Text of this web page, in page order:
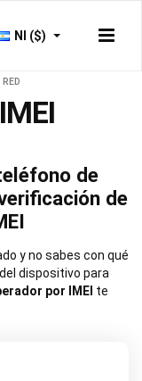
NI ($)
RED
de
de
y no sabes con qué
dispositivo para
por IMEI te
en una red
necesario.